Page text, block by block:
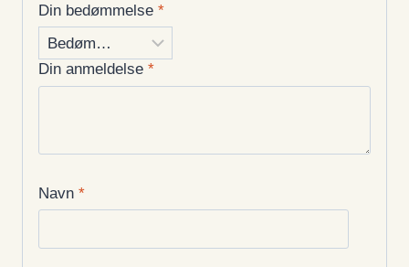
Din bedømmelse *
Din anmeldelse *
Navn *